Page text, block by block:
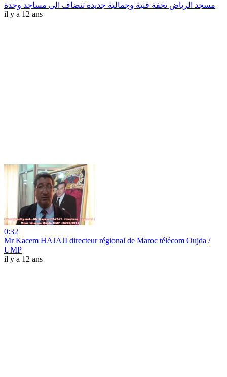
مسجد الرياض تحفة فنية وجمالية جديدة تنضاف الى مساجد وجدة
il y a 12 ans
0:32
Mr Kacem HAJAJI directeur régional de Maroc télécom Oujda /
UMP
il y a 12 ans